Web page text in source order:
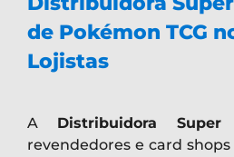
de Pokémon TCG
Lojistas
A Distribuidora Super
revendedores e card shops